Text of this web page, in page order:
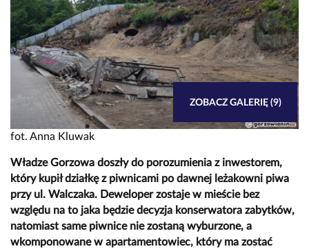
fot. Anna Kluwak
ZOBACZ GALERIĘ (9)
Władze Gorzowa doszły do porozumienia z inwestorem,
który kupił działkę z piwnicami po dawnej leżakowni piwa
przy ul. Walczaka. Deweloper zostaje w mieście bez
względu na to jaka będzie decyzja konserwatora zabytków,
natomiast same piwnice nie zostaną wyburzone, a
wkomponowane w apartamentowiec, który ma zostać